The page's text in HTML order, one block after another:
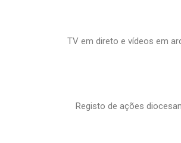
TV em direto e vídeos em
Registo de ações